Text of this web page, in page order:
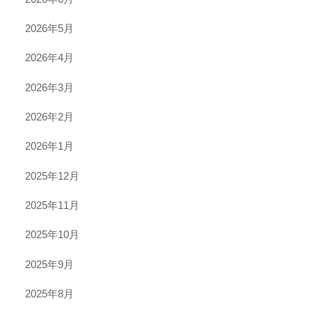
2026年5月
2026年4月
2026年3月
2026年2月
2026年1月
2025年12月
2025年11月
2025年10月
2025年9月
2025年8月